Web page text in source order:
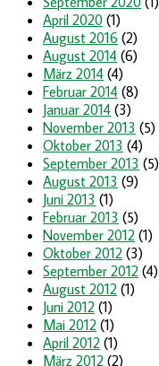
April 2020 (1)
August 2016 (2)
August 2014 (6)
März 2014 (4)
Februar 2014 (8)
Januar 2014 (3)
November 2013 (5)
Oktober 2013 (4)
September 2013 (5)
August 2013 (9)
Juni 2013 (1)
Februar 2013 (5)
November 2012 (1)
Oktober 2012 (3)
September 2012 (4)
August 2012 (1)
Juni 2012 (1)
Mai 2012 (1)
April 2012 (1)
März 2012 (2)